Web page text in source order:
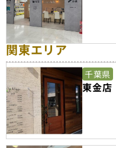
関東エリア
千葉県
東金店